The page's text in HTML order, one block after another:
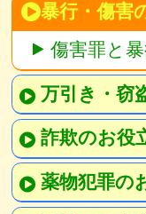
暴行・傷害
傷害罪と
万引き・窃
詐欺のお役
薬物犯罪の